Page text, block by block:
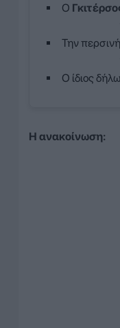
Ο
Την
Ο ίδιος
Η ανακοίνωση: